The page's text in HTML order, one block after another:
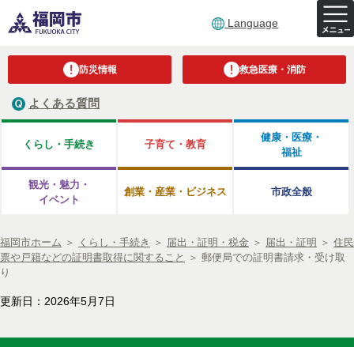
Language
防災情報 救急医療・消防
よくある質問
くらし・手続き 子育て・教育
健康・医療・
福祉
観光・魅力・
イベント
創業・産業・ビジネス 市政全般
福岡市ホーム ＞ くらし・手続き ＞ 届出・証明・税金 ＞ 届出・証明 ＞ 住民
票や戸籍などの証明書取得に関すること
＞ 郵便局での証明書請求・受け取
り
更新日：2026年5月7日